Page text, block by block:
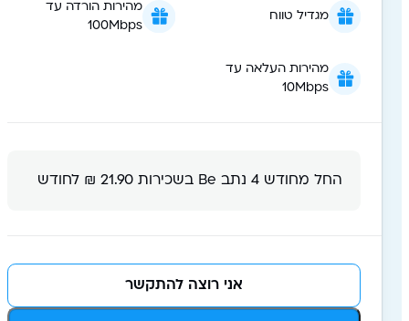
מגדיל טווח
מהירות הורדה עד
100Mbps
מהירות העלאה עד
10Mbps
החל מחודש 4 נתב Be בשכירות 21.90 ₪ לחודש
אני רוצה להתקשר